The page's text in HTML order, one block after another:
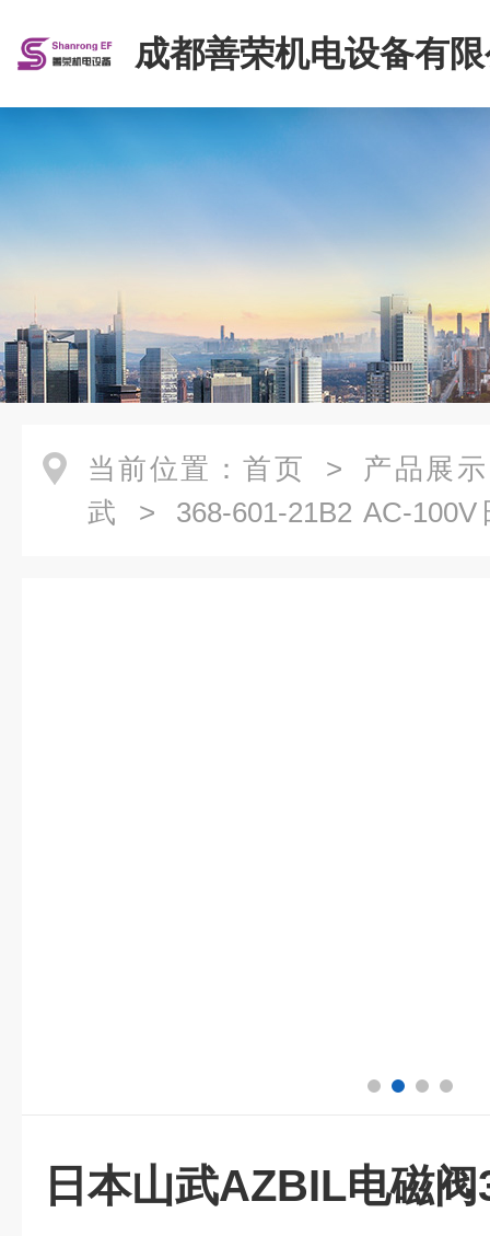
成都善荣机电设备有
当前位置： 首页 > 产品展示
武 > 368-601-21B2 AC-100V日本山武AZBIL电磁阀
日本山武AZBIL电磁